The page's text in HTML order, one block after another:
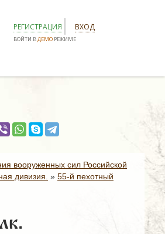
РЕГИСТРАЦИЯ ВХОД
ВОЙТИ ВДЕМО РЕЖИМЕ
вооруженных сил Российской
дивизия. » 55-й пехотный